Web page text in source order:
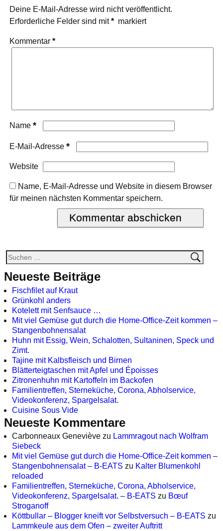
Deine E-Mail-Adresse wird nicht veröffentlicht.
Erforderliche Felder sind mit* markiert
Kommentar *
Name *
E-Mail-Adresse *
Website
Name, E-Mail-Adresse und Website in diesem Browser
für meinen nächsten Kommentar speichern.
Neueste Beiträge
Fischfilet auf Kraut
Grünkohl anders
Kotelett mit Senfsauce …
Mit viel Gemüse gut durch die Home-Office-Zeit kommen –
Stangenbohnensalat
Huhn mit Essig, Wein, Schalotten, Sultaninen, Speck und
Zimt.
Tajine mit Kalbsfleisch und Birnen
Blätterteigtaschen mit Apfel und Époisses
Zitronenhuhn mit Kartoffeln im Backofen
Familientreffen, Sterneküche, Corona, Abholservice,
Videokonferenz, Spargelsalat.
Cuisine Sous Vide
Neueste Kommentare
Carbonneaux Geneviève zu Lammragout nach Wolfram
Siebeck
Mit viel Gemüse gut durch die Home-Office-Zeit kommen –
Stangenbohnensalat – B-EATS zu Kalter Blumenkohl
reloaded
Familientreffen, Sterneküche, Corona, Abholservice,
Videokonferenz, Spargelsalat. – B-EATS zu Bœuf
Stroganoff
Köttbullar – Blogger kneift vor Selbstversuch – B-EATS zu
Lammkeule aus dem Ofen – zweiter Auftritt